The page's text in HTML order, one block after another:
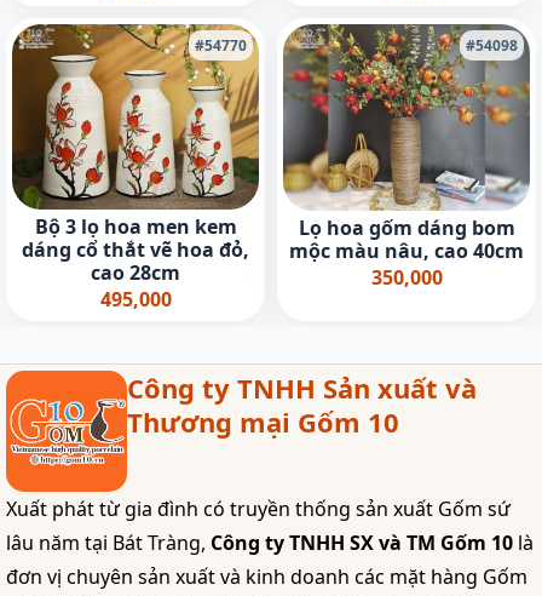
#54770
Bộ 3 lọ hoa men kem
dáng cổ thắt vẽ hoa đỏ,
cao 28cm
495,000
#54098
Lọ hoa gốm dáng bom
mộc màu nâu, cao 40cm
350,000
Công ty TNHH Sản xuất và
Thương mại Gốm 10
Xuất phát từ gia đình có truyền thống sản xuất Gốm sứ
lâu năm tại Bát Tràng, Công ty TNHH SX và TM Gốm 10 là
đơn vị chuyên sản xuất và kinh doanh các mặt hàng Gốm